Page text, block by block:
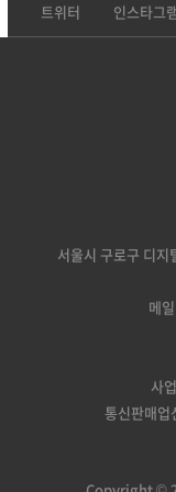
트위터 인스타그
서울시 구로구 디
메
사
통신판매